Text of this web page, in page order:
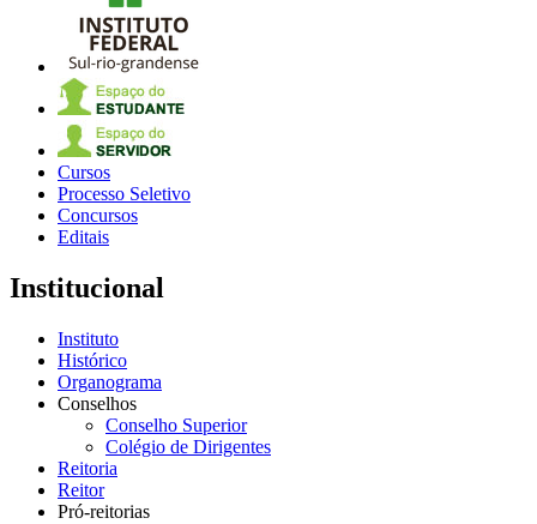
Cursos
Processo Seletivo
Concursos
Editais
Institucional
Instituto
Histórico
Organograma
Conselhos
Conselho Superior
Colégio de Dirigentes
Reitoria
Reitor
Pró-reitorias